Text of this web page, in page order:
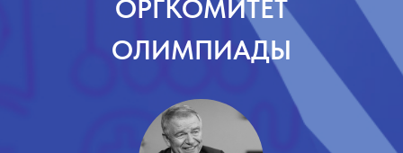
ОРГКОМИТЕТ
ОЛИМПИАДЫ